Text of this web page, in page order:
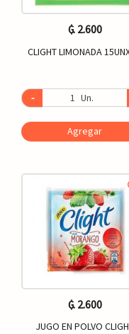
₲. 2.600
CLIGHT LIMONADA
- Un.
Agregar
₲. 2.600
JUGO EN POLVO